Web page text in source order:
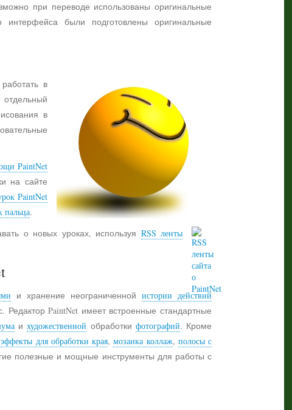
при переводе использованы оригинальные
были подготовлены оригинальные
в
в
PaintNet
на сайте
PaintNet
пальца.
о новых уроках, используя RSS ленты
и хранение неограниченной истории действий
Редактор PaintNet имеет встроенные стандартные
ихудожественной обработки фотографий. Кроме
эффекты для обработки края,мозаика коллаж, полосы с
полезные и мощные инструменты для работы с